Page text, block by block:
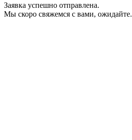
Заявка успешно отправлена.
Мы скоро свяжемся с вами, ожидайте.